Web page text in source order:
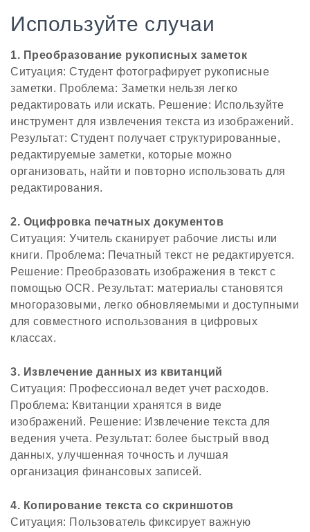
Используйте случаи
1. Преобразование рукописных заметок
Ситуация: Студент фотографирует рукописные
заметки. Проблема: Заметки нельзя легко
редактировать или искать. Решение: Используйте
инструмент для извлечения текста из изображений.
Результат: Студент получает структурированные,
редактируемые заметки, которые можно
организовать, найти и повторно использовать для
редактирования.
2. Оцифровка печатных документов
Ситуация: Учитель сканирует рабочие листы или
книги. Проблема: Печатный текст не редактируется.
Решение: Преобразовать изображения в текст с
помощью OCR. Результат: материалы становятся
многоразовыми, легко обновляемыми и доступными
для совместного использования в цифровых
классах.
3. Извлечение данных из квитанций
Ситуация: Профессионал ведет учет расходов.
Проблема: Квитанции хранятся в виде
изображений. Решение: Извлечение текста для
ведения учета. Результат: более быстрый ввод
данных, улучшенная точность и лучшая
организация финансовых записей.
4. Копирование текста со скриншотов
Ситуация: Пользователь фиксирует важную